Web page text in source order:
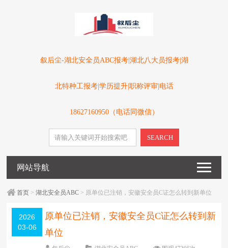
叙后尘-湖北安全员ABC报考|湖北八大员报考|湖
北特种工报考|学历提升|职称评审|电话
18627160950（电话同微信）
SEARCH
网站导航
首页 >湖北安全员ABC > 原单位已注销，安徽安全员C证怎么转到新单位
2026
03-06
原单位已注销，安徽安全员C证怎么转到新
单位